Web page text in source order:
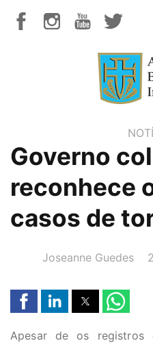
Governo
reconhece
casos de
AUTOR(A):
Joseanne Guedes
Apesar de os registros